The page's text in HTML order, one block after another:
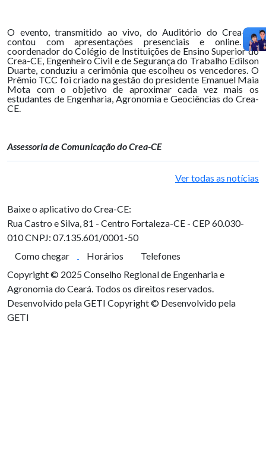
O evento, transmitido ao vivo, do Auditório do Crea-CE,
contou com apresentações presenciais e online. O
coordenador do Colégio de Instituições de Ensino Superior do
Crea-CE, Engenheiro Civil e de Segurança do Trabalho Edilson
Duarte, conduziu a cerimônia que escolheu os vencedores. O
Prêmio TCC foi criado na gestão do presidente Emanuel Maia
Mota com o objetivo de aproximar cada vez mais os
estudantes de Engenharia, Agronomia e Geociências do Crea-
CE.
Assessoria de Comunicação do Crea-CE
Ver todas as notícias
Baixe o aplicativo do Crea-CE:
Rua Castro e Silva, 81 - Centro Fortaleza-CE - CEP 60.030-
010CNPJ: 07.135.601/0001-50
Como chegar
Horários
Telefones
Copyright © 2025 Conselho Regional de Engenharia e
Agronomia do Ceará. Todos os direitos reservados.
Desenvolvido pela GETI Copyright © Desenvolvido pela
GETI